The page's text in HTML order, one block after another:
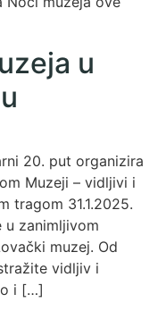
u
20. put organizira
Muzeji – vidljivi i
tragom 31.1.2025.
zanimljivom
muzej. Od
vidljiv i
i […]